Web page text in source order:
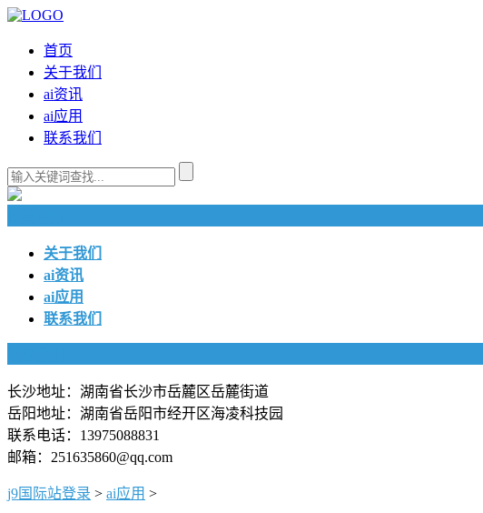
首页
关于我们
ai资讯
ai应用
联系我们
关于我们
ai资讯
ai应用
联系我们
长沙地址：湖南省长沙市岳麓区岳麓街道
岳阳地址：湖南省岳阳市经开区海凌科技园
联系电话：13975088831
邮箱：251635860@qq.com
j9国际站登录 > ai应用 >